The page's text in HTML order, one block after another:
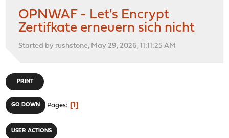
OPNWAF - Let's Encrypt
Zertifkate erneuern sich nicht
Started by rushstone, May 29, 2026, 11:11:25 AM
PRINT
GO DOWN Pages 1
USER ACTIONS